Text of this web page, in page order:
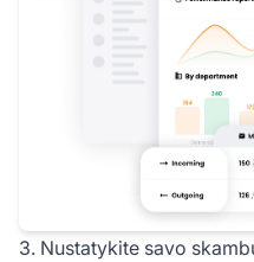
3. Nustatykite savo